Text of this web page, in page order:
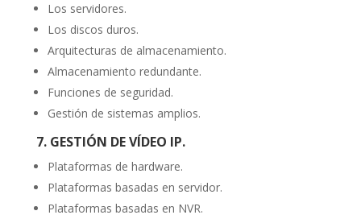
Los servidores.
Los discos duros.
Arquitecturas de almacenamiento.
Almacenamiento redundante.
Funciones de seguridad.
Gestión de sistemas amplios.
7. GESTIÓN DE VÍDEO IP.
Plataformas de hardware.
Plataformas basadas en servidor.
Plataformas basadas en NVR.